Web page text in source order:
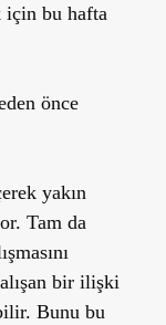
için bu hafta
önce
yakın
Tam da
bir ilişki
Bunu bu